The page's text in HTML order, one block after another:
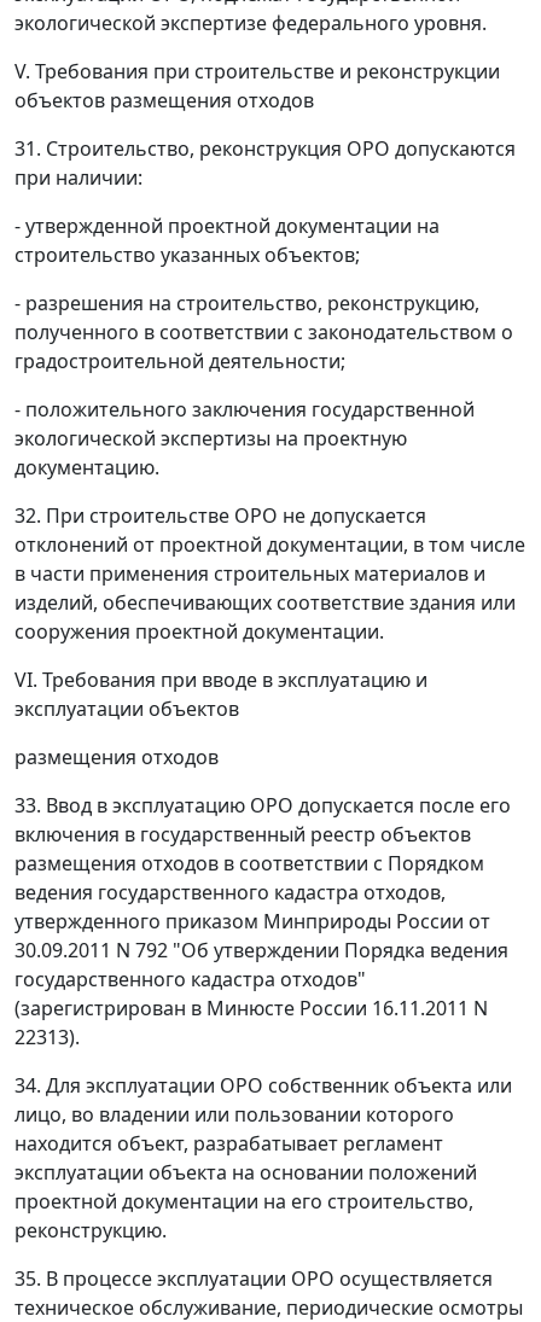
экологической экспертизе федерального уровня.
V. Требования при строительстве и реконструкции
объектов размещения отходов
31. Строительство, реконструкция ОРО допускаются
при наличии:
- утвержденной проектной документации на
строительство указанных объектов;
- разрешения на строительство, реконструкцию,
полученного в соответствии с законодательством о
градостроительной деятельности;
- положительного заключения государственной
экологической экспертизы на проектную
документацию.
32. При строительстве ОРО не допускается
отклонений от проектной документации, в том числе
в части применения строительных материалов и
изделий, обеспечивающих соответствие здания или
сооружения проектной документации.
VI. Требования при вводе в эксплуатацию и
эксплуатации объектов
размещения отходов
33. Ввод в эксплуатацию ОРО допускается после его
включения в государственный реестр объектов
размещения отходов в соответствии с Порядком
ведения государственного кадастра отходов,
утвержденного приказом Минприроды России от
30.09.2011 N 792 "Об утверждении Порядка ведения
государственного кадастра отходов"
(зарегистрирован в Минюсте России 16.11.2011 N
22313).
34. Для эксплуатации ОРО собственник объекта или
лицо, во владении или пользовании которого
находится объект, разрабатывает регламент
эксплуатации объекта на основании положений
проектной документации на его строительство,
реконструкцию.
35. В процессе эксплуатации ОРО осуществляется
техническое обслуживание, периодические осмотры